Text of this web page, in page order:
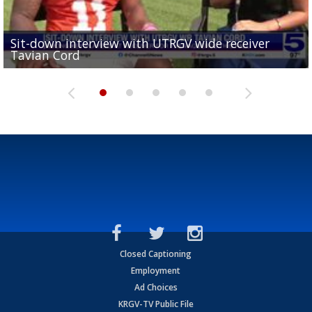
Sit-down interview with UTRGV wide receiver
Tavian Cord
Two-a-Day Tour 2026: Raymondville Bearkats
Two-a-Day Tour 2026: Port Isabel Tarpons
UTRGV football ranks fourth in SLC preseason poll
and receiving votes in...
Two-a-Day Tour 2026: Santa Rosa Warriors
Closed Captioning
Employment
Ad Choices
KRGV-TV Public File